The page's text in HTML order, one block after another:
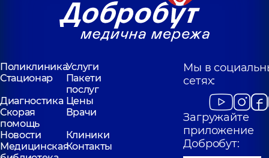
ПоликлиникаУслуги
Стационар
Пакети
послуг
Диагностика Цены
Скорая
помощь
Врачи
Новости
Клиники
МедицинскаяКонтакты
Мы в
сетях:
Загружайте
приложение
Добробут: